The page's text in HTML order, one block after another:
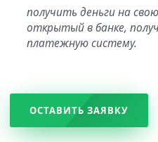
получить деньги на
открытый в банке,
платежную систему.
ОСТАВИТЬ ЗАЯВКУ